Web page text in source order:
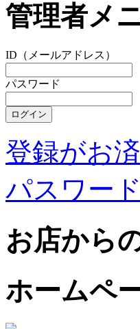
管理者メ
ID（メールアドレス）
パスワード
登録がお
パスワー
お店から
ホームペ